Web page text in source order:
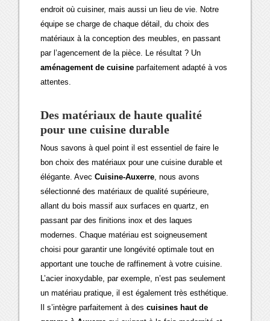
endroit où cuisiner, mais aussi un lieu de vie. Notre
équipe se charge de chaque détail, du choix des
matériaux à la conception des meubles, en passant
par l’agencement de la pièce. Le résultat ? Un
aménagement de cuisine parfaitement adapté à vos
attentes.
Des matériaux de haute qualité
pour une cuisine durable
Nous savons à quel point il est essentiel de faire le
bon choix des matériaux pour une cuisine durable et
élégante. AvecCuisine-Auxerre, nous avons
sélectionné des matériaux de qualité supérieure,
allant du bois massif aux surfaces en quartz, en
passant par des finitions inox et des laques
modernes. Chaque matériau est soigneusement
choisi pour garantir une longévité optimale tout en
apportant une touche de raffinement à votre cuisine.
L’acier inoxydable, par exemple, n’est pas seulement
un matériau pratique, il est également très esthétique.
Il s’intègre parfaitement à descuisines haut de